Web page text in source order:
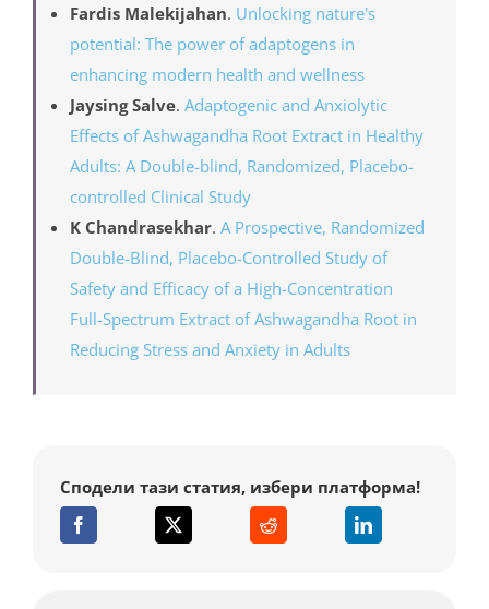
potential: The power of adaptogens in
enhancing modern health and wellness
Jaysing Salve.Adaptogenic and Anxiolytic
Effects of Ashwagandha Root Extract in Healthy
Adults: A Double-blind, Randomized, Placebo-
controlled Clinical Study
K Chandrasekhar.A Prospective, Randomized
Double-Blind, Placebo-Controlled Study of
Safety and Efficacy of a High-Concentration
Full-Spectrum Extract of Ashwagandha Root in
Reducing Stress and Anxiety in Adults